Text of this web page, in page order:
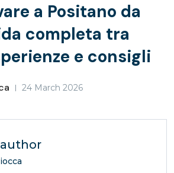
a Positano da
completa tra
e consigli
24 March 2026